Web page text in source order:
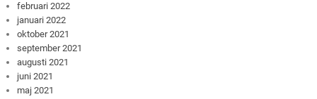
februari 2022
januari 2022
oktober 2021
september 2021
augusti 2021
juni 2021
maj 2021